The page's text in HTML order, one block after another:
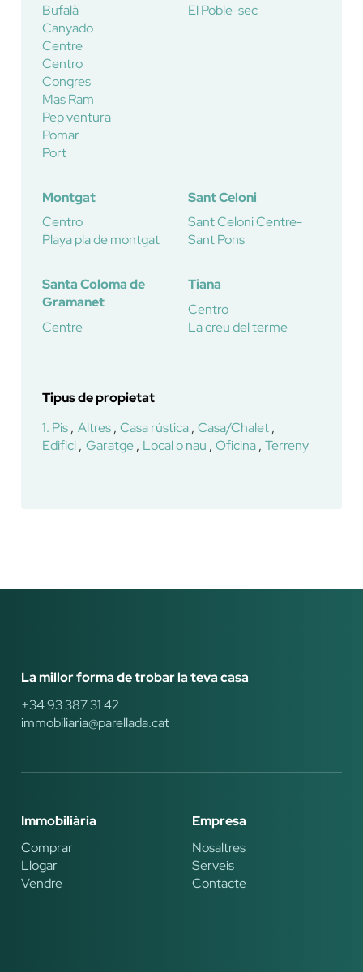
Bufalà
Canyado
Centre
Centro
Congres
Mas Ram
Pep ventura
Pomar
Port
El Poble-sec
Montgat
Centro
Playa pla de montgat
Sant Celoni
Sant Celoni Centre-
Sant Pons
Santa Coloma de
Gramanet
Centre
Tiana
Centro
La creu del terme
Tipus de propietat
1. Pis Altres Casa rústica Casa/Chalet
Edifici Garatge Local o nau Oficina Terreny
La millor forma de trobar la teva casa
+34 93 387 31 42
immobiliaria@parellada.cat
Immobiliària
Comprar
Llogar
Vendre
Empresa
Nosaltres
Serveis
Contacte